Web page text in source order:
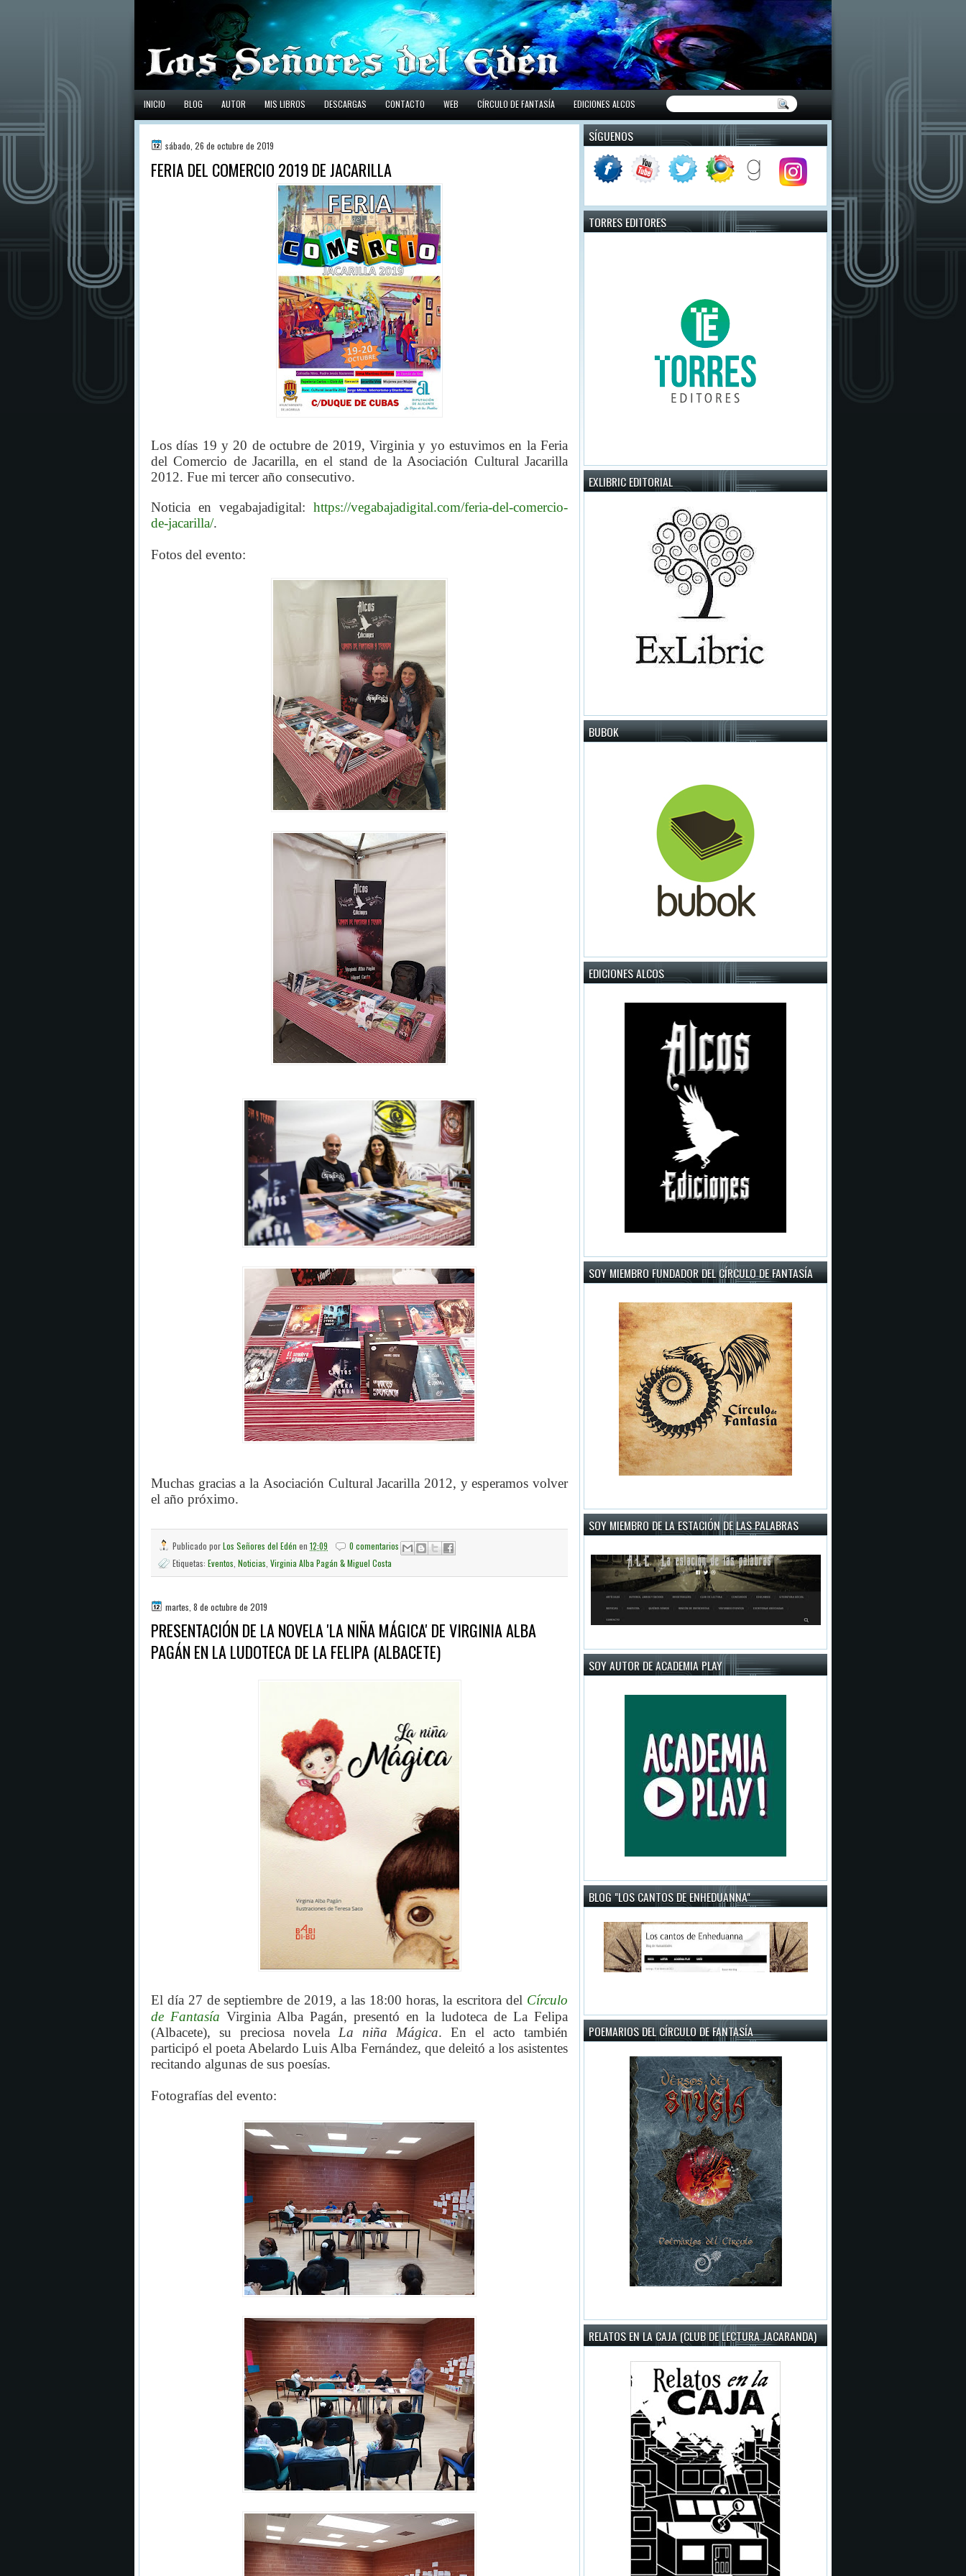
INICIO BLOG AUTOR MIS LIBROS DESCARGAS CONTACTO WEB CÍRCULO DE FANTASÍA EDICIONES ALCOS
sábado, 26 de octubre de 2019
FERIA DEL COMERCIO 2019 DE JACARILLA
Los días 19 y 20 de octubre de 2019, Virginia y yo estuvimos en la Feria
del Comercio de Jacarilla, en el stand de la Asociación Cultural Jacarilla
2012. Fue mi tercer año consecutivo.
Noticia en vegabajadigital: https://vegabajadigital.com/feria-del-comercio-
de-jacarilla/.
Fotos del evento:
Muchas gracias a la Asociación Cultural Jacarilla 2012, y esperamos volver
el año próximo.
Publicado porLos Señores del Edén en 12:09
0 comentarios
Etiquetas: Eventos Noticias Virginia Alba Pagán & Miguel Costa
martes, 8 de octubre de 2019
PRESENTACIÓN DE LA NOVELA 'LA NIÑA MÁGICA' DE VIRGINIA ALBA
PAGÁN EN LA LUDOTECA DE LA FELIPA (ALBACETE)
El día 27 de septiembre de 2019, a las 18:00 horas, la escritoradel Círculo
de Fantasía Virginia Alba Pagán, presentó en la ludoteca de La Felipa
(Albacete), su preciosa novela La niña Mágica. En el acto también
participó el poeta Abelardo Luis Alba Fernández, que deleitó a los asistentes
recitando algunas de sus poesías.
Fotografías del evento:
SÍGUENOS
TORRES EDITORES
EXLIBRIC EDITORIAL
BUBOK
EDICIONES ALCOS
SOY MIEMBRO FUNDADOR DEL CÍRCULO DE FANTASÍA
SOY MIEMBRO DE LA ESTACIÓN DE LAS PALABRAS
SOY AUTOR DE ACADEMIA PLAY
BLOG "LOS CANTOS DE ENHEDUANNA"
POEMARIOS DEL CÍRCULO DE FANTASÍA
RELATOS EN LA CAJA (CLUB DE LECTURA JACARANDA)